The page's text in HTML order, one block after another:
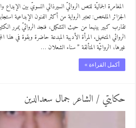
المغامرة الجماليّة للنص الروائيّ السيرذاتي النسويّ بين
الجزائر الملخص: تعتبر الرواية من أكثر الفنون الإبداعية
تقارب كبير بينهما من حيث التشكيل، فنجد الروائيّ يمرر الكثير
الروائي المتخيل. المرأة الأديبة المبدعة حاضرة وبقوة في هذا
غيرها، الروائيّة المتألقة ” سناء الشعلان …
أكمل القراءة »
حكايتي / الشاعر جمال سعدالدين